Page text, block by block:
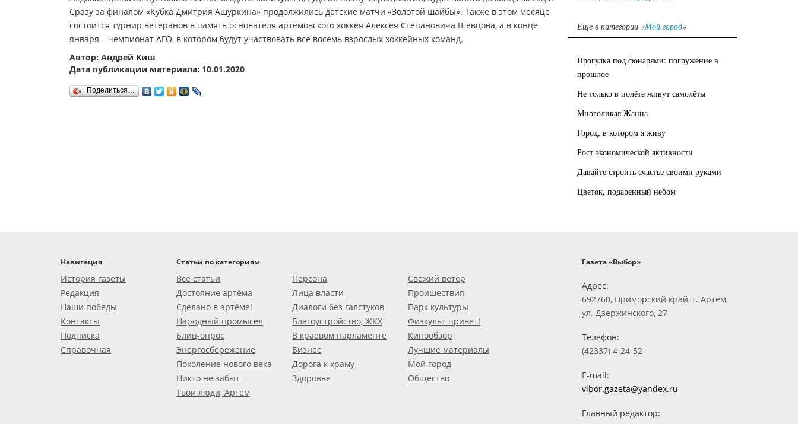
Сразу за финалом «Кубка Дмитрия Ашуркина» продолжились детские матчи «Золотой шайбы». Также в этом месяце
состоится турнир ветеранов в память основателя артёмовского хоккея Алексея Степановича Шевцова, а в конце
января – чемпионат АГО, в котором будут участвовать все восемь взрослых хоккейных команд.
Автор: Андрей Киш
Дата публикации материала: 10.01.2020
Поделиться…
Еще в категории «Мой город»
Прогулка под фонарями: погружение в
прошлое
Не только в полёте живут самолёты
Многоликая Жанна
Город, в котором я живу
Рост экономической активности
Давайте строить счастье своими руками
Цветок, подаренный небом
Навигация
История газеты
Редакция
Наши победы
Контакты
Подписка
Справочная
Статьи по категориям
Все статьи
Достояние артёма
Сделано в артёме!
Народный промысел
Блиц-опрос
Энергосбережение
Поколение нового века
Никто не забыт
Твои люди, Артем
Персона
Лица власти
Диалоги без галстуков
Благоустройство, ЖКХ
В краевом парламенте
Бизнес
Дорога к храму
Здоровье
Свежий ветер
Проишествия
Парк культуры
Физкульт привет!
Кинообзор
Лучшие материалы
Мой город
Общество
Газета «Выбор»
Адрес:
692760, Приморский край, г. Артем,
ул. Дзержинского, 27
Телефон:
(42337) 4-24-52
E-mail:
vibor.gazeta@yandex.ru
Главный редактор: